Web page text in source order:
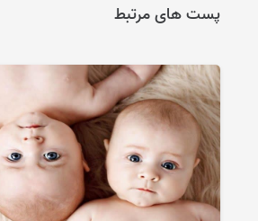
پست های مرتبط